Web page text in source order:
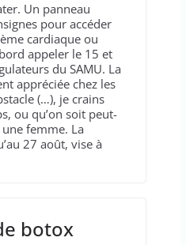
Un panneau
pour accéder
cardiaque ou
appeler le 15 et
du SAMU. La
appréciée chez les
(…), je crains
ou qu’on soit peut-
femme. La
27 août, vise à
botox